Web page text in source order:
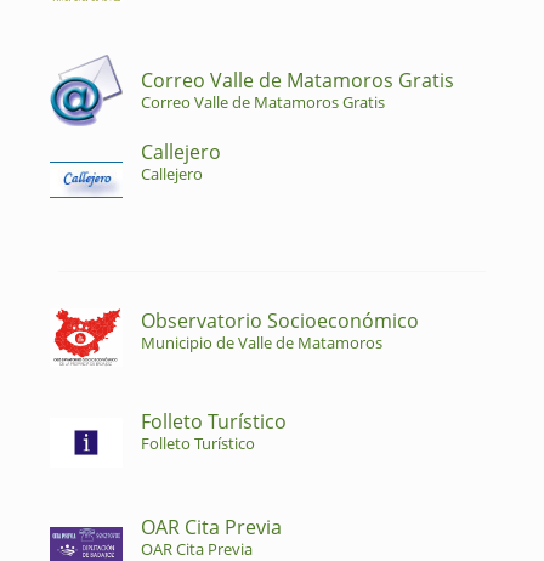
Correo Valle de Matamoros Gratis
Correo Valle de Matamoros Gratis
Callejero
Callejero
Observatorio Socioeconómico
Municipio de Valle de Matamoros
Folleto Turístico
Folleto Turístico
OAR Cita Previa
OAR Cita Previa